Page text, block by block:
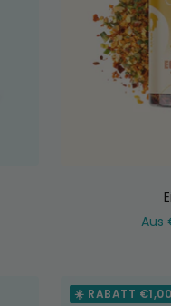
Aus
☀️ RABATT €1,00